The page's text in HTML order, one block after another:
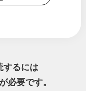
するには
必要です。